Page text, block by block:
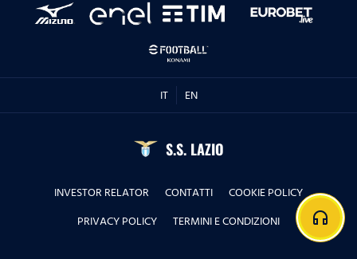
IT EN
S.S. LAZIO
INVESTOR RELATOR CONTATTI
COOKIE POLICY
PRIVACY POLICY
TERMINI E CONDIZIONI headphones